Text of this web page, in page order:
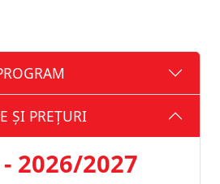
ȘI PREȚURI
2026/2027